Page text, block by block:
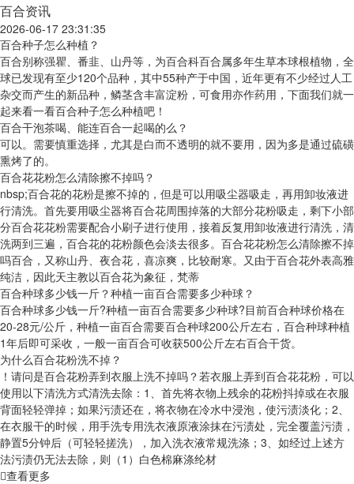
百合资讯
2026-06-17 23:31:35
百合种子怎么种植？
百合别称强瞿、番韭、山丹等，为百合科百合属多年生草本球根植物，全
球已发现有至少120个品种，其中55种产于中国，近年更有不少经过人工
杂交而产生的新品种，鳞茎含丰富淀粉，可食用亦作药用，下面我们就一
起来看一看百合种子怎么种植吧！
百合干泡茶喝、能连百合一起喝的么？
可以。需要慎重选择，尤其是白而不透明的就不要用，因为多是通过硫磺
熏烤了的。
百合花花粉怎么清除擦不掉吗？
nbsp;百合花的花粉是擦不掉的，但是可以用吸尘器吸走，再用卸妆液进
行清洗。首先要用吸尘器将百合花周围掉落的大部分花粉吸走，剩下小部
分百合花花粉需要配合小刷子进行使用，接着反复用卸妆液进行清洗，清
洗两到三遍，百合花的花粉颜色会淡去很多。百合花花粉怎么清除擦不掉
吗百合，又称山丹、夜合花，喜凉爽，比较耐寒。又由于百合花外表高雅
纯洁，因此天主教以百合花为象征，梵蒂
百合种球多少钱一斤？种植一亩百合需要多少种球？
百合种球多少钱一斤?种植一亩百合需要多少种球?目前百合种球价格在
20-28元/公斤，种植一亩百合需要百合种球200公斤左右，百合种球种植
1年后即可采收，一般一亩百合可收获500公斤左右百合干货。
为什么百合花粉洗不掉？
！请问是百合花粉弄到衣服上洗不掉吗？若衣服上弄到百合花花粉，可以
使用以下清洗方式清洗去除：1、首先将衣物上残余的花粉抖掉或在衣服
背面轻轻弹掉；如果污渍还在，将衣物在冷水中浸泡，使污渍淡化；2、
在衣服干的时候，用手洗专用洗衣液原液涂抹在污渍处，完全覆盖污渍，
静置5分钟后（可轻轻搓洗），加入洗衣液常规洗涤；3、如经过上述方
法污渍仍无法去除，则（1）白色棉麻涤纶材
查看更多